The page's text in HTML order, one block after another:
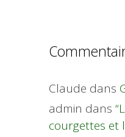
Claude dans
admin dans
courgettes et